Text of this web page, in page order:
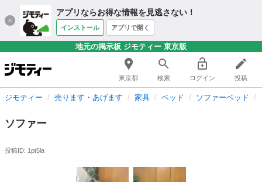
アプリならお得な情報を見逃さない！
インストール アプリで開く
地元の掲示板 ジモティー 東京版
東京都 検索 ログイン 投稿
ジモティー 売ります・あげます 家具 ベッド ソファーベッド
ソファー
投稿ID: 1pt5la